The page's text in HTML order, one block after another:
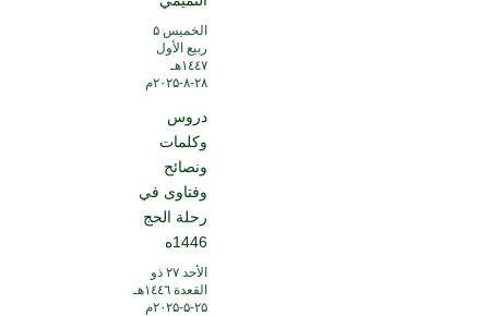
الخميس ۵
ربيع الأول
۱٤٤۷هـ
۲۸-۸-۲۰۲۵م
دروس
وكلمات
ونصائح
وفتاوى في
رحلة الحج
1446ه
الأحد ۲۷ ذو
القعدة ۱٤٤٦هـ
۲۵-۵-۲۰۲۵م